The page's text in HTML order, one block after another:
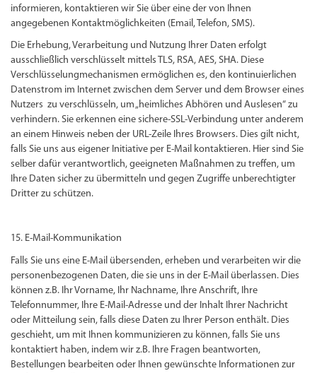
informieren, kontaktieren wir Sie über eine der von Ihnen
angegebenen Kontaktmöglichkeiten (Email, Telefon, SMS).
Die Erhebung, Verarbeitung und Nutzung Ihrer Daten erfolgt
ausschließlich verschlüsselt mittels TLS, RSA, AES, SHA. Diese
Verschlüsselungmechanismen ermöglichen es, den kontinuierlichen
Datenstrom im Internet zwischen dem Server und dem Browser eines
Nutzers zu verschlüsseln, um „heimliches Abhören und Auslesen“ zu
verhindern. Sie erkennen eine sichere-SSL-Verbindung unter anderem
an einem Hinweis neben der URL-Zeile Ihres Browsers. Dies gilt nicht,
falls Sie uns aus eigener Initiative per E-Mail kontaktieren. Hier sind Sie
selber dafür verantwortlich, geeigneten Maßnahmen zu treffen, um
Ihre Daten sicher zu übermitteln und gegen Zugriffe unberechtigter
Dritter zu schützen.
15. E-Mail-Kommunikation
Falls Sie uns eine E-Mail übersenden, erheben und verarbeiten wir die
personenbezogenen Daten, die sie uns in der E-Mail überlassen. Dies
können z.B. Ihr Vorname, Ihr Nachname, Ihre Anschrift, Ihre
Telefonnummer, Ihre E-Mail-Adresse und der Inhalt Ihrer Nachricht
oder Mitteilung sein, falls diese Daten zu Ihrer Person enthält. Dies
geschieht, um mit Ihnen kommunizieren zu können, falls Sie uns
kontaktiert haben, indem wir z.B. Ihre Fragen beantworten,
Bestellungen bearbeiten oder Ihnen gewünschte Informationen zur